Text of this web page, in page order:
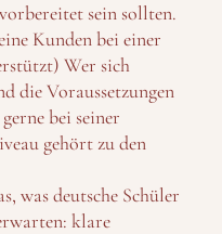
sein sollten.
Kunden bei einer
Wer sich
die Voraussetzungen
bei seiner
gehört zu den
was deutsche Schüler
klare